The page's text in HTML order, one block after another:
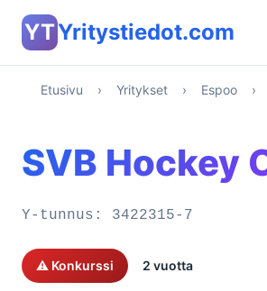
YTYritystiedot.com
Etusivu › Yritykset › Espoo ›
SVB Hockey
Y-tunnus: 3422315-7
⚠️ Konkurssi 2 vuotta